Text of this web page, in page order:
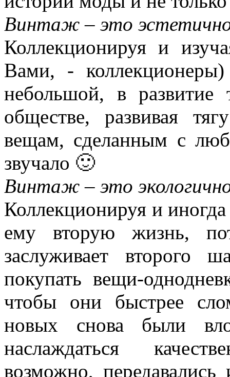
Винтаж – это
Коллекционируя и
Вами, -
небольшой, в развитие
обществе, развивая
вещам, сделанным с
звучало 🙂
Винтаж – это
Коллекционируя и
ему вторую жизнь,
заслуживает второго
покупать вещи-
чтобы они быстрее
новых снова были
наслаждаться
возможно,